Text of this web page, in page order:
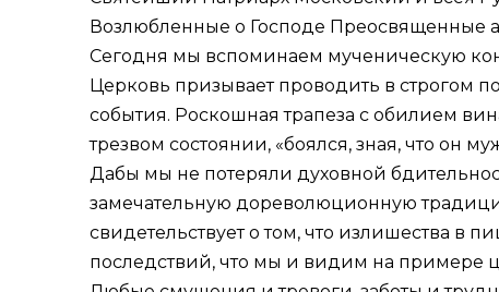
Возлюбленные о Господе Преосвященные
Сегодня мы вспоминаем мученическую
Церковь призывает проводить в строгом
события. Роскошная трапеза с обилием
трезвом состоянии, «боялся, зная, что он
Дабы мы не потеряли духовной
замечательную дореволюционную
свидетельствует о том, что излишества в
последствий, что мы и видим на примере